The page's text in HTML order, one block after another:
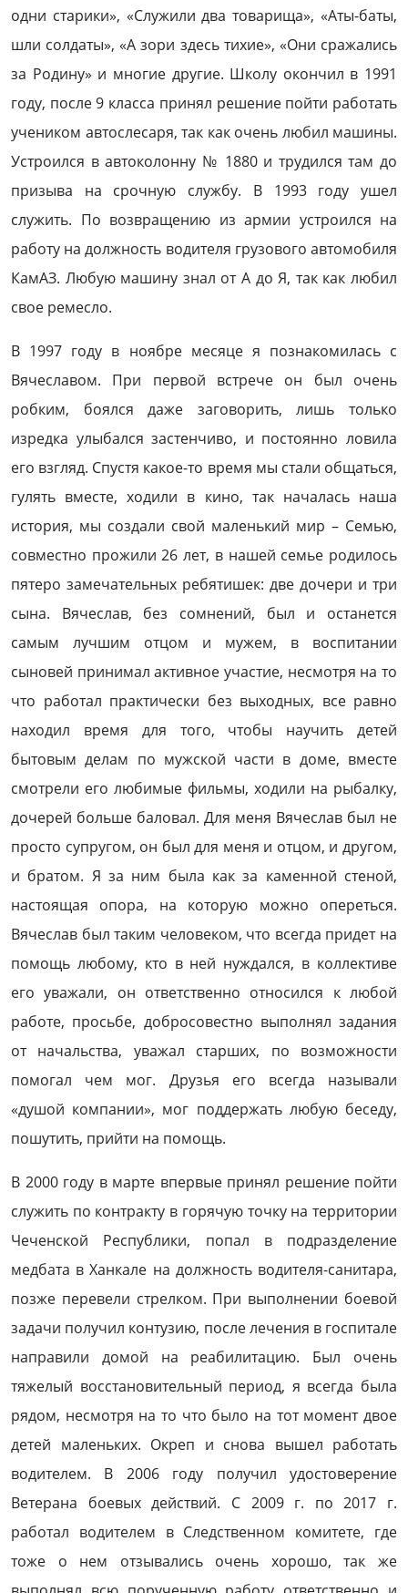
одни старики», «Служили два товарища», «Аты-баты,
шли солдаты», «А зори здесь тихие», «Они сражались
за Родину» и многие другие. Школу окончил в 1991
году, после 9 класса принял решение пойти работать
учеником автослесаря, так как очень любил машины.
Устроился в автоколонну № 1880 и трудился там до
призыва на срочную службу. В 1993 году ушел
служить. По возвращению из армии устроился на
работу на должность водителя грузового автомобиля
КамАЗ. Любую машину знал от А до Я, так как любил
свое ремесло.
В 1997 году в ноябре месяце я познакомилась с
Вячеславом. При первой встрече он был очень
робким, боялся даже заговорить, лишь только
изредка улыбался застенчиво, и постоянно ловила
его взгляд. Спустя какое-то время мы стали общаться,
гулять вместе, ходили в кино, так началась наша
история, мы создали свой маленький мир – Семью,
совместно прожили 26 лет, в нашей семье родилось
пятеро замечательных ребятишек: две дочери и три
сына. Вячеслав, без сомнений, был и останется
самым лучшим отцом и мужем, в воспитании
сыновей принимал активное участие, несмотря на то
что работал практически без выходных, все равно
находил время для того, чтобы научить детей
бытовым делам по мужской части в доме, вместе
смотрели его любимые фильмы, ходили на рыбалку,
дочерей больше баловал. Для меня Вячеслав был не
просто супругом, он был для меня и отцом, и другом,
и братом. Я за ним была как за каменной стеной,
настоящая опора, на которую можно опереться.
Вячеслав был таким человеком, что всегда придет на
помощь любому, кто в ней нуждался, в коллективе
его уважали, он ответственно относился к любой
работе, просьбе, добросовестно выполнял задания
от начальства, уважал старших, по возможности
помогал чем мог. Друзья его всегда называли
«душой компании», мог поддержать любую беседу,
пошутить, прийти на помощь.
В 2000 году в марте впервые принял решение пойти
служить по контракту в горячую точку на территории
Чеченской Республики, попал в подразделение
медбата в Ханкале на должность водителя-санитара,
позже перевели стрелком. При выполнении боевой
задачи получил контузию, после лечения в госпитале
направили домой на реабилитацию. Был очень
тяжелый восстановительный период, я всегда была
рядом, несмотря на то что было на тот момент двое
детей маленьких. Окреп и снова вышел работать
водителем. В 2006 году получил удостоверение
Ветерана боевых действий. С 2009 г. по 2017 г.
работал водителем в Следственном комитете, где
тоже о нем отзывались очень хорошо, так же